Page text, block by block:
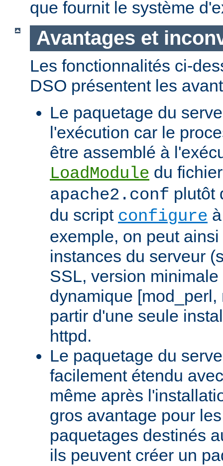
que fournit le système
Avantages et
Les fonctionnalités ci-
DSO présentent les
Le paquetage du
l'exécution car le
être assemblé à
LoadModule du
apache2.conf plutôt
du script configure
exemple, on peut
instances du serveur
SSL, version
dynamique
partir d'une seule
httpd.
Le paquetage du
facilement étendu
même après
gros avantage pour
paquetages destinés
ils peuvent créer un